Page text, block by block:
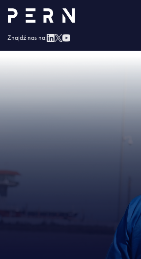
Znajdź nas na:
Strona główna »Życzenia Wielkanocne